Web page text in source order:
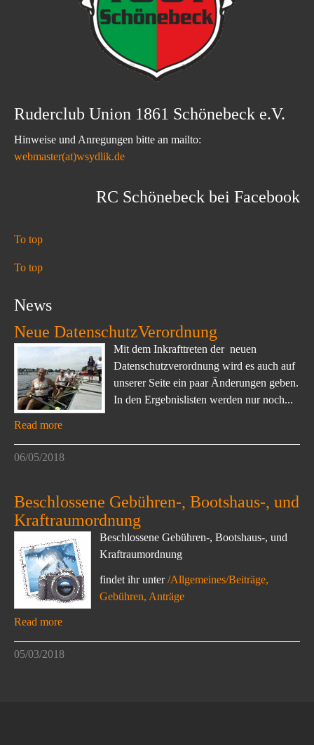
Ruderclub Union 1861 Schönebeck e.V.
Hinweise und Anregungen bitte an mailto:
webmaster(at)wsydlik.de
RC Schönebeck bei Facebook
To top
To top
News
Neue DatenschutzVerordnung
Mit dem Inkrafttreten der neuen
Datenschutzverordnung wird es auch auf
unserer Seite ein paar Änderungen geben.
In den Ergebnislisten werden nur noch...
Read more
06/05/2018
Beschlossene Gebühren-, Bootshaus-, und
Kraftraumordnung
Beschlossene Gebühren-, Bootshaus-, und
Kraftraumordnung
findet ihr unter/Allgemeines/Beiträge,
Gebühren, Anträge
Read more
05/03/2018